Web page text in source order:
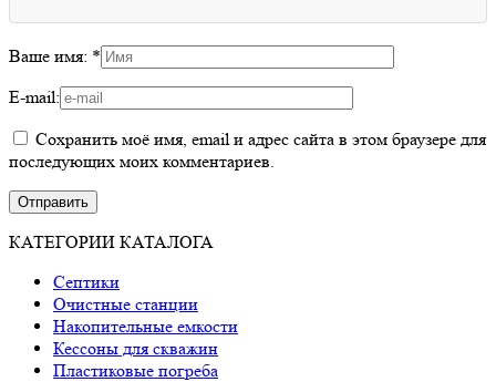
Ваше имя: *
E-mail:
Сохранить моё имя, email и адрес сайта в этом браузере для
последующих моих комментариев.
КАТЕГОРИИ КАТАЛОГА
Септики
Очистные станции
Накопительные емкости
Кессоны для скважин
Пластиковые погреба